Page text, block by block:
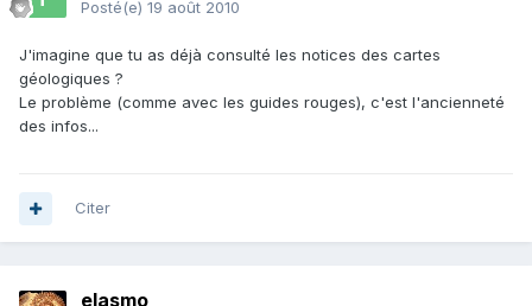
Posté(e) 19 août 2010
J'imagine que tu as déjà consulté les notices des cartes
géologiques ?
Le problème (comme avec les guides rouges), c'est l'ancienneté
des infos...
Citer
elasmo